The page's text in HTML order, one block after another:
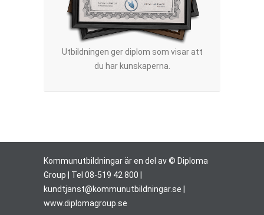
Utbildningen ger diplom som visar att
du har kunskaperna.
Kommunutbildningar är en del av © Diploma
Group | Tel 08-519 42 800 |
kundtjanst@kommunutbildningar.se
www.diplomagroup.se